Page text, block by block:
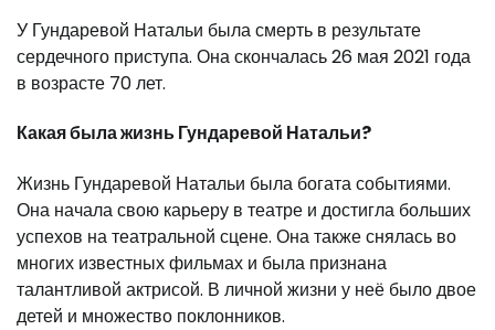
У Гундаревой Натальи была смерть в результате
сердечного приступа. Она скончалась 26 мая 2021 года
в возрасте 70 лет.
Какая была жизнь Гундаревой Натальи?
Жизнь Гундаревой Натальи была богата событиями.
Она начала свою карьеру в театре и достигла больших
успехов на театральной сцене. Она также снялась во
многих известных фильмах и была признана
талантливой актрисой. В личной жизни у неё было двое
детей и множество поклонников.